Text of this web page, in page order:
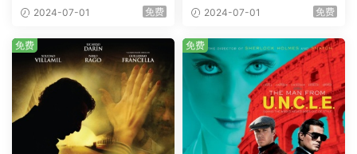
eHD5.1 [BDISO 22.64GB]
2024-07-01 免费
AVC.DTS-HD.MA.5.1-HDHo
2024-07-01 免费
免费 免费